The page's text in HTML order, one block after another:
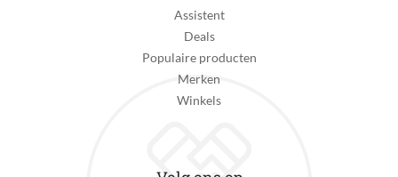
Assistent
Deals
Populaire producten
Merken
Winkels